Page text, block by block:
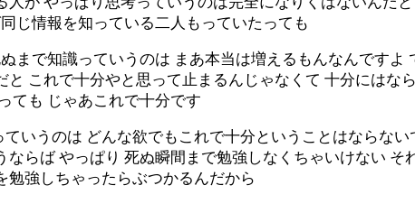
じ情報を知っている二人もっていたっても
まで知識っていうのは まあ本当は増えるもんなんですよ
これで十分やと思って止まるんじゃなくて 十分にはな
ても じゃあこれで十分です
いうのは どんな欲でもこれで十分ということはならな
らば やっぱり 死ぬ瞬間まで勉強しなくちゃいけない
強しちゃったらぶつかるんだから